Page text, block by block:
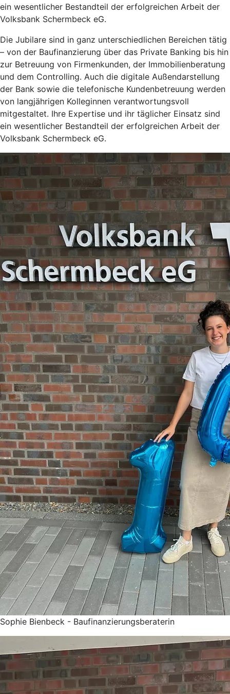
ein wesentlicher Bestandteil der erfolgreichen Arbeit der
Volksbank Schermbeck eG.
Die Jubilare sind in ganz unterschiedlichen Bereichen tätig
– von der Baufinanzierung über das Private Banking bis hin
zur Betreuung von Firmenkunden, der Immobilienberatung
und dem Controlling. Auch die digitale Außendarstellung
der Bank sowie die telefonische Kundenbetreuung werden
von langjährigen Kolleginnen verantwortungsvoll
mitgestaltet. Ihre Expertise und ihr täglicher Einsatz sind
ein wesentlicher Bestandteil der erfolgreichen Arbeit der
Volksbank Schermbeck eG.
Sophie Bienbeck - Baufinanzierungsberaterin